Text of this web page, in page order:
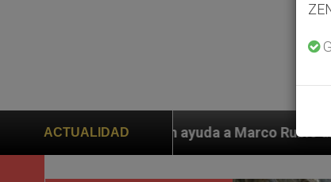
ACTUALIDAD
ante persecución de colonos judíos que